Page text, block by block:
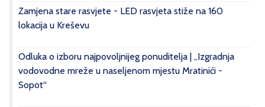
Zamjena stare rasvjete - LED rasvjeta stiže na 160
lokacija u Kreševu
Odluka o izboru najpovoljnijeg ponuditelja | „Izgradnja
vodovodne mreže u naseljenom mjestu Mratinići -
Sopot“